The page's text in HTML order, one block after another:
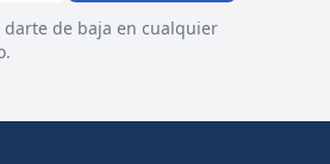
darte de baja en cualquier